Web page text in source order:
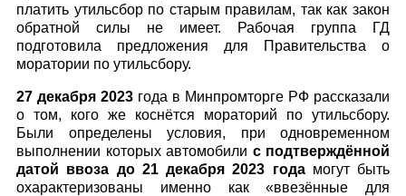
платить утильсбор по старым правилам, так как закон
обратной силы не имеет. Рабочая группа ГД
подготовила предложения для Правительства о
моратории по утильсбору.
27 декабря 2023 года в Минпромторге РФ рассказали
о том, кого же коснётся мораторий по утильсбору.
Были определены условия, при одновременном
выполнении которых автомобили с подтверждённой
датой ввоза до 21 декабря 2023 годамогут быть
охарактеризованы именно как «ввезённые для